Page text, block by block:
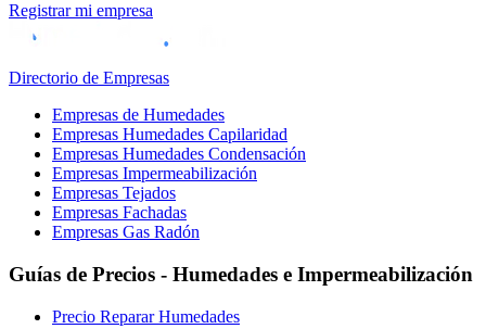
Registrar mi empresa
Directorio de Empresas
Empresas de Humedades
Empresas Humedades Capilaridad
Empresas Humedades Condensación
Empresas Impermeabilización
Empresas Tejados
Empresas Fachadas
Empresas Gas Radón
Guías de Precios - Humedades e Impermeabilización
Precio Reparar Humedades